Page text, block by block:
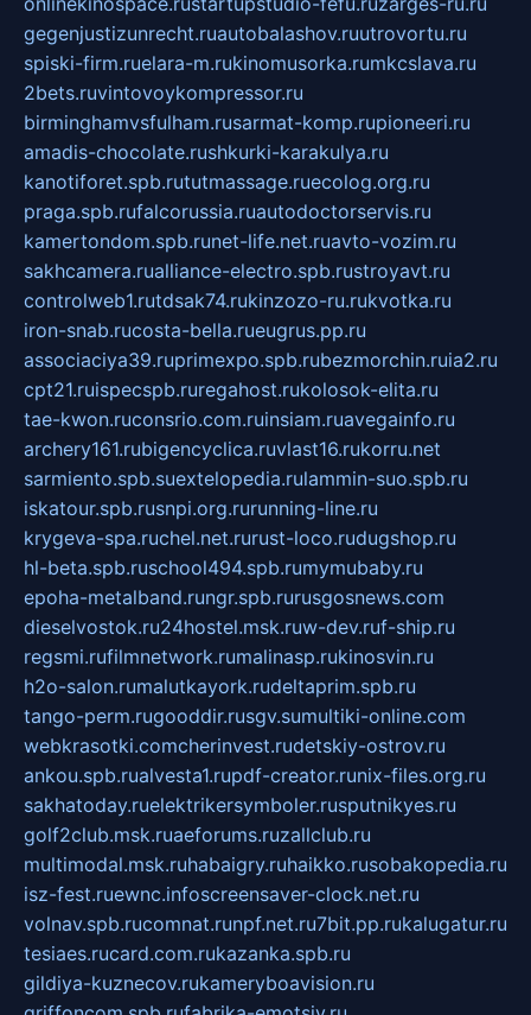
gegenjustizunrecht.ruautobalashov.ruutrovortu.ru
spiski-firm.ruelara-m.rukinomusorka.rumkcslava.ru
2bets.ruvintovoykompressor.ru
birminghamvsfulham.rusarmat-komp.rupioneeri.ru
amadis-chocolate.rushkurki-karakulya.ru
kanotiforet.spb.rututmassage.ruecolog.org.ru
praga.spb.rufalcorussia.ruautodoctorservis.ru
kamertondom.spb.runet-life.net.ruavto-vozim.ru
sakhcamera.rualliance-electro.spb.rustroyavt.ru
controlweb1.rutdsak74.rukinzozo-ru.rukvotka.ru
iron-snab.rucosta-bella.rueugrus.pp.ru
associaciya39.ruprimexpo.spb.rubezmorchin.ruia2.ru
cpt21.ruispecspb.ruregahost.rukolosok-elita.ru
tae-kwon.ruconsrio.com.ruinsiam.ruavegainfo.ru
archery161.rubigencyclica.ruvlast16.rukorru.net
sarmiento.spb.suextelopedia.rulammin-suo.spb.ru
iskatour.spb.rusnpi.org.rurunning-line.ru
krygeva-spa.ruchel.net.rurust-loco.rudugshop.ru
hl-beta.spb.ruschool494.spb.rumymubaby.ru
epoha-metalband.rungr.spb.rurusgosnews.com
dieselvostok.ru24hostel.msk.ruw-dev.ruf-ship.ru
regsmi.rufilmnetwork.rumalinasp.rukinosvin.ru
h2o-salon.rumalutkayork.rudeltaprim.spb.ru
tango-perm.rugooddir.rusgv.sumultiki-online.com
webkrasotki.comcherinvest.rudetskiy-ostrov.ru
ankou.spb.rualvesta1.rupdf-creator.runix-files.org.ru
sakhatoday.ruelektrikersymboler.rusputnikyes.ru
golf2club.msk.ruaeforums.ruzallclub.ru
multimodal.msk.ruhabaigry.ruhaikko.rusobakopedia.ru
isz-fest.ruewnc.infoscreensaver-clock.net.ru
volnav.spb.rucomnat.runpf.net.ru7bit.pp.rukalugatur.ru
tesiaes.rucard.com.rukazanka.spb.ru
gildiya-kuznecov.rukameryboavision.ru